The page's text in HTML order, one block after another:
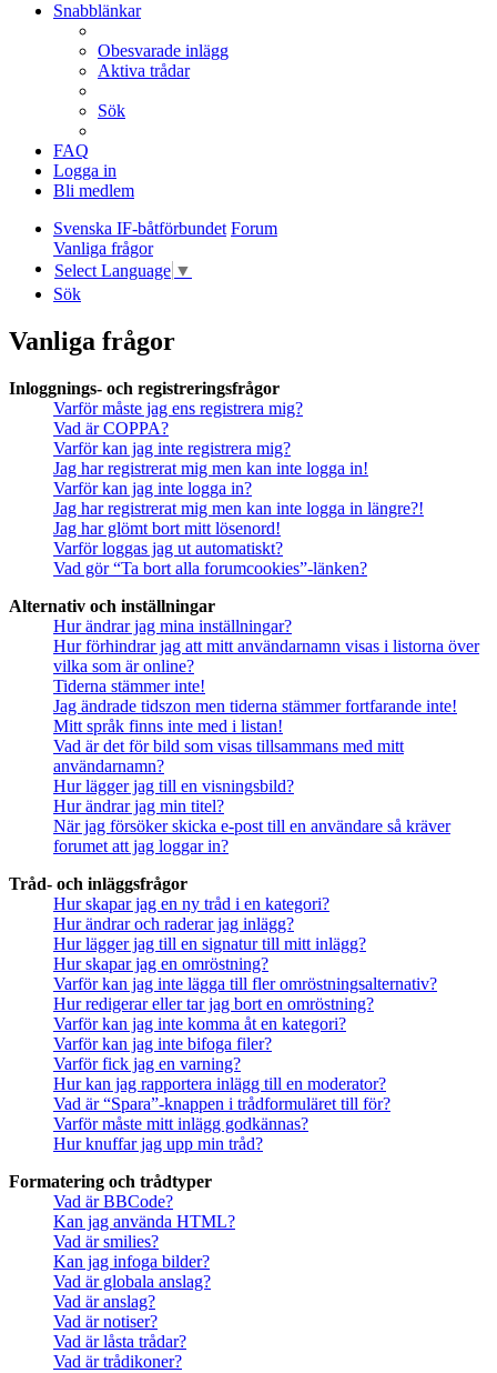
Snabblänkar
Obesvarade inlägg
Aktiva trådar
Sök
FAQ
Logga in
Bli medlem
Svenska IF-båtförbundet Forum
Vanliga frågor
Select Language ▼
Sök
Vanliga frågor
Inloggnings- och registreringsfrågor
Varför måste jag ens registrera mig?
Vad är COPPA?
Varför kan jag inte registrera mig?
Jag har registrerat mig men kan inte logga in!
Varför kan jag inte logga in?
Jag har registrerat mig men kan inte logga in längre?!
Jag har glömt bort mitt lösenord!
Varför loggas jag ut automatiskt?
Vad gör “Ta bort alla forumcookies”-länken?
Alternativ och inställningar
Hur ändrar jag mina inställningar?
Hur förhindrar jag att mitt användarnamn visas i listorna över
vilka som är online?
Tiderna stämmer inte!
Jag ändrade tidszon men tiderna stämmer fortfarande inte!
Mitt språk finns inte med i listan!
Vad är det för bild som visas tillsammans med mitt
användarnamn?
Hur lägger jag till en visningsbild?
Hur ändrar jag min titel?
När jag försöker skicka e-post till en användare så kräver
forumet att jag loggar in?
Tråd- och inläggsfrågor
Hur skapar jag en ny tråd i en kategori?
Hur ändrar och raderar jag inlägg?
Hur lägger jag till en signatur till mitt inlägg?
Hur skapar jag en omröstning?
Varför kan jag inte lägga till fler omröstningsalternativ?
Hur redigerar eller tar jag bort en omröstning?
Varför kan jag inte komma åt en kategori?
Varför kan jag inte bifoga filer?
Varför fick jag en varning?
Hur kan jag rapportera inlägg till en moderator?
Vad är “Spara”-knappen i trådformuläret till för?
Varför måste mitt inlägg godkännas?
Hur knuffar jag upp min tråd?
Formatering och trådtyper
Vad är BBCode?
Kan jag använda HTML?
Vad är smilies?
Kan jag infoga bilder?
Vad är globala anslag?
Vad är anslag?
Vad är notiser?
Vad är låsta trådar?
Vad är trådikoner?